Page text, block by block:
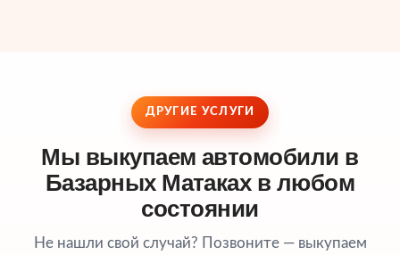
ДРУГИЕ УСЛУГИ
Мы выкупаем автомобили в
Базарных Матаках в любом
состоянии
Не нашли свой случай? Позвоните — выкупаем